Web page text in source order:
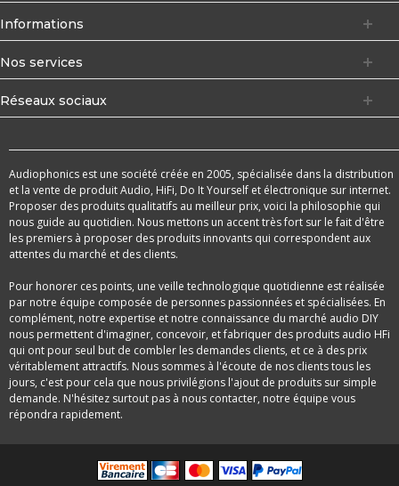
Informations
Nos services
Réseaux sociaux
Audiophonics est une société créée en 2005, spécialisée dans la distribution
et la vente de produit Audio, HiFi, Do It Yourself et électronique sur internet.
Proposer des produits qualitatifs au meilleur prix, voici la philosophie qui
nous guide au quotidien. Nous mettons un accent très fort sur le fait d'être
les premiers à proposer des produits innovants qui correspondent aux
attentes du marché et des clients.
Pour honorer ces points, une veille technologique quotidienne est réalisée
par notre équipe composée de personnes passionnées et spécialisées. En
complément, notre expertise et notre connaissance du marché audio DIY
nous permettent d'imaginer, concevoir, et fabriquer des produits audio HFi
qui ont pour seul but de combler les demandes clients, et ce à des prix
véritablement attractifs. Nous sommes à l'écoute de nos clients tous les
jours, c'est pour cela que nous privilégions l'ajout de produits sur simple
demande. N'hésitez surtout pas à nous contacter, notre équipe vous
répondra rapidement.